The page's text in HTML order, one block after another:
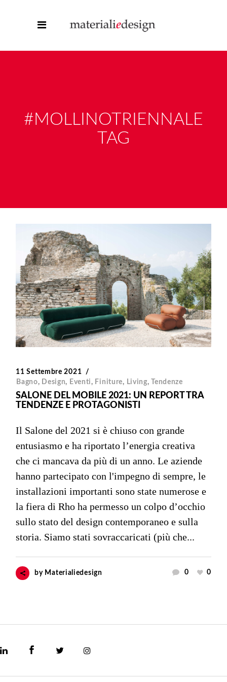
#MOLLINOTRIENNALE
TAG
11 Settembre 2021
Bagno, Design, Eventi, Finiture, Living, Tendenze
SALONE DEL MOBILE 2021: UN REPORT TRA
TENDENZE E PROTAGONISTI
Il Salone del 2021 si è chiuso con grande
entusiasmo e ha riportato l’energia creativa
che ci mancava da più di un anno. Le aziende
hanno partecipato con l'impegno di sempre, le
installazioni importanti sono state numerose e
la fiera di Rho ha permesso un colpo d’occhio
sullo stato del design contemporaneo e sulla
storia. Siamo stati sovraccaricati (più che...
by Materialiedesign 0 0